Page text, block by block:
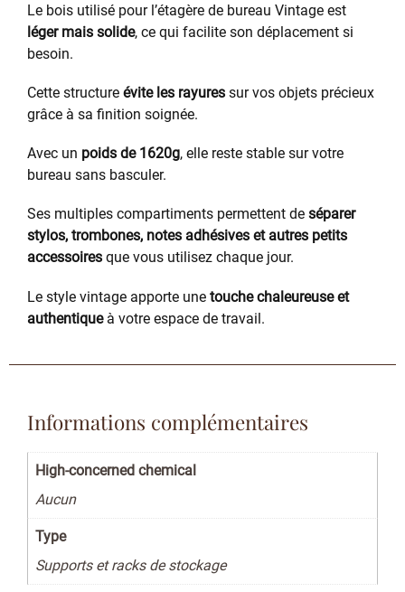
Le bois utilisé pour l’étagère de bureau Vintage est
léger mais solide, ce qui facilite son déplacement si
besoin.
Cette structure évite les rayures sur vos objets précieux
grâce à sa finition soignée.
Avec un poids de 1620g, elle reste stable sur votre
bureau sans basculer.
Ses multiples compartiments permettent de séparer
stylos, trombones, notes adhésives et autres petits
accessoires que vous utilisez chaque jour.
Le style vintage apporte une touche chaleureuse et
authentiqueà votre espace de travail.
Informations complémentaires
High-concerned chemical
Aucun
Type
Supports et racks de stockage